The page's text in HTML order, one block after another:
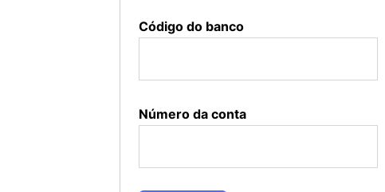
Código do banco
Número da conta